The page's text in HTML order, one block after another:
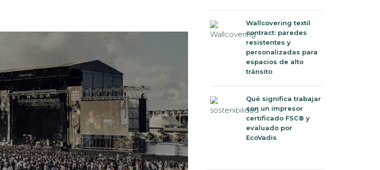
Wallcovering textil
contract: paredes
resistentes y
personalizadas para
espacios de alto
tránsito
Qué significa trabajar
con un impresor
certificado FSC® y
evaluado por
EcoVadis